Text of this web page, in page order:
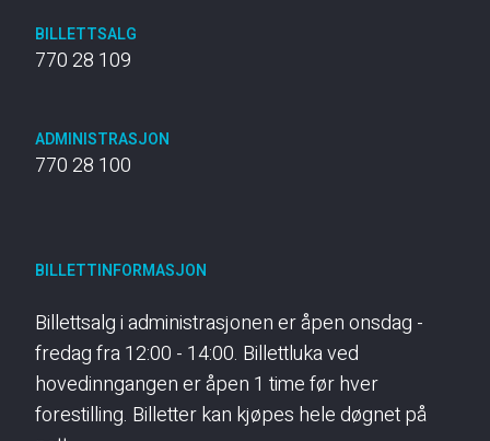
BILLETTSALG
770 28 109
ADMINISTRASJON
770 28 100
BILLETTINFORMASJON
Billettsalg i administrasjonen er åpen onsdag -
fredag fra 12:00 - 14:00. Billettluka ved
hovedinngangen er åpen 1 time før hver
forestilling. Billetter kan kjøpes hele døgnet på